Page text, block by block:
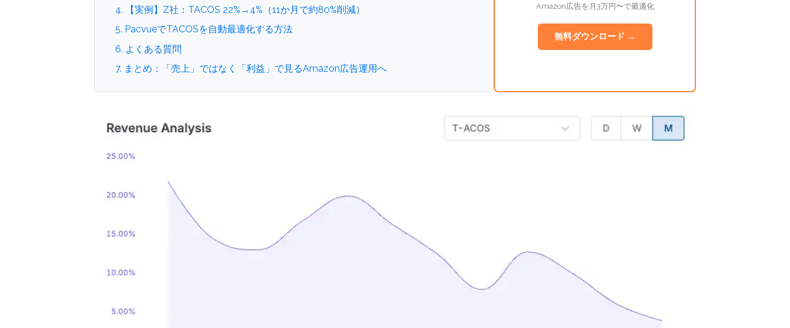
4. 【実例】Z社：TACOS 22%→4%（11か月で約80%削減）
5. PacvueでTACOSを自動最適化する方法
6. よくある質問
7. まとめ：「売上」ではなく「利益」で見るAmazon広告運用へ
Amazon広告を月3万円〜で最適化
無料ダウンロード →